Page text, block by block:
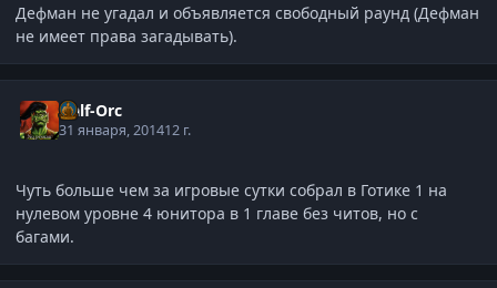
Дефман не угадал и объявляется свободный раунд (Дефман
не имеет права загадывать).
Half-Orc
31 января, 201412 г.
Чуть больше чем за игровые сутки собрал в Готике 1 на
нулевом уровне 4 юнитора в 1 главе без читов, но с
багами.